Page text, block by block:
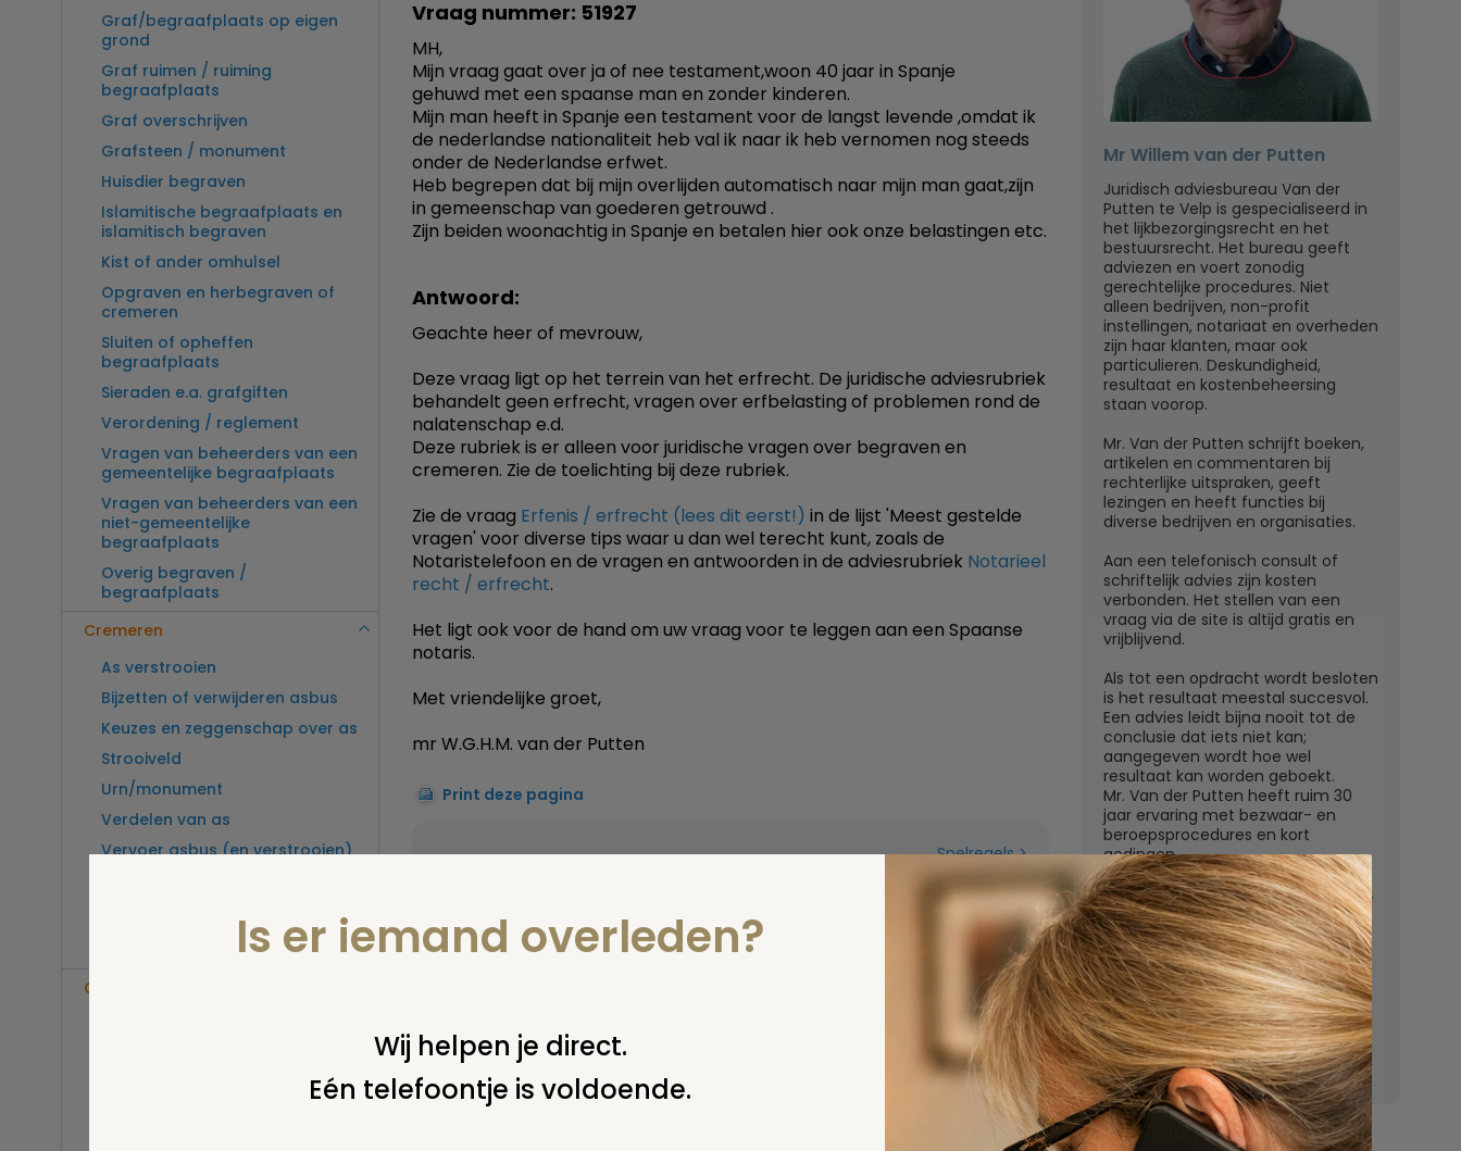
Graf/begraafplaats op eigen
grond
Graf ruimen / ruiming
begraafplaats
Graf overschrijven
Grafsteen / monument
Huisdier begraven
Islamitische begraafplaats en
islamitisch begraven
Kist of ander omhulsel
Opgraven en herbegraven of
cremeren
Sluiten of opheffen
begraafplaats
Sieraden e.a. grafgiften
Verordening / reglement
Vragen van beheerders van een
gemeentelijke begraafplaats
Vragen van beheerders van een
niet-gemeentelijke
begraafplaats
Overig begraven /
begraafplaats
Cremeren
As verstrooien
Bijzetten of verwijderen asbus
Keuzes en zeggenschap over as
Strooiveld
Urn/monument
Verdelen van as
Vervoer asbus (en verstrooien)
Overige
Vraag nummer: 51927
MH,
Mijn vraag gaat over ja of nee testament,woon 40 jaar in Spanje
gehuwd met een spaanse man en zonder kinderen.
Mijn man heeft in Spanje een testament voor de langst levende ,omdat ik
de nederlandse nationaliteit heb val ik naar ik heb vernomen nog steeds
onder de Nederlandse erfwet.
Heb begrepen dat bij mijn overlijden automatisch naar mijn man gaat,zijn
in gemeenschap van goederen getrouwd .
Zijn beiden woonachtig in Spanje en betalen hier ook onze belastingen etc.
Antwoord:
Geachte heer of mevrouw,
Deze vraag ligt op het terrein van het erfrecht. De juridische adviesrubriek
behandelt geen erfrecht, vragen over erfbelasting of problemen rond de
nalatenschap e.d.
Deze rubriek is er alleen voor juridische vragen over begraven en
cremeren. Zie de toelichting bij deze rubriek.
Zie de vraag Erfenis / erfrecht (lees dit eerst!) in de lijst 'Meest gestelde
vragen' voor diverse tips waar u dan wel terecht kunt, zoals de
Notaristelefoon en de vragen en antwoorden in de adviesrubriek Notarieel
recht / erfrecht.
Het ligt ook voor de hand om uw vraag voor te leggen aan een Spaanse
notaris.
Met vriendelijke groet,
mr W.G.H.M. van der Putten
Print deze pagina
Spelregels
Mr Willem van der Putten
Juridisch adviesbureau Van der
Putten te Velp is gespecialiseerd in
het lijkbezorgingsrecht en het
bestuursrecht. Het bureau geeft
adviezen en voert zonodig
gerechtelijke procedures. Niet
alleen bedrijven, non-profit
instellingen, notariaat en overheden
zijn haar klanten, maar ook
particulieren. Deskundigheid,
resultaat en kostenbeheersing
staan voorop.
Mr. Van der Putten schrijft boeken,
artikelen en commentaren bij
rechterlijke uitspraken, geeft
lezingen en heeft functies bij
diverse bedrijven en organisaties.
Aan een telefonisch consult of
schriftelijk advies zijn kosten
verbonden. Het stellen van een
vraag via de site is altijd gratis en
vrijblijvend.
Als tot een opdracht wordt besloten
is het resultaat meestal succesvol.
Een advies leidt bijna nooit tot de
conclusie dat iets niet kan;
aangegeven wordt hoe wel
resultaat kan worden geboekt.
Mr. Van der Putten heeft ruim 30
jaar ervaring met bezwaar- en
beroepsprocedures en kort
gedingen.
Juridisch adviesbureau mr. W.G.H.M.
van der Putten c.s.
Zutphensestraatweg 7
6881 WN Velp (Gld)
E-mail:
mr.vanderputten@gmail.com
Is er iemand overleden?
Wij helpen je direct.
Eén telefoontje is voldoende.